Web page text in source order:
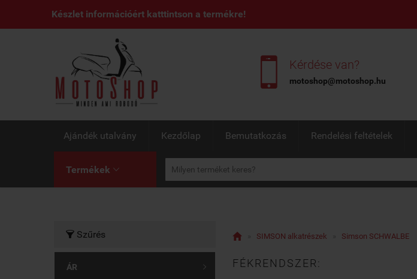
Készlet információért katttintson a termékre!
 Kérdése van?
motoshop@motoshop.hu
Ajándék utalvány Kezdőlap Bemutatkozás Rendelési feltételek
Termékek 
 Szűrés
ÁR 
 SIMSON alkatrészek Simson SCHWALBE
FÉKRENDSZER: